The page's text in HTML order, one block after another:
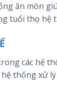
ăn mòn
tuổi thọ hệ
các hệ
thống xử